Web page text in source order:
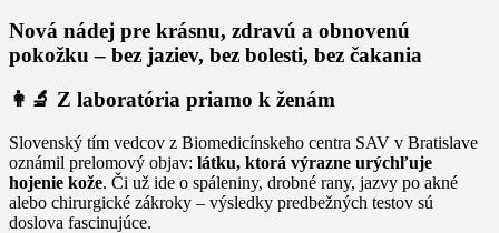
Nová nádej pre krásnu, zdravú a obnovenú
pokožku – bez jaziev, bez bolesti, bez čakania
👩‍🔬 Z laboratória priamo k ženám
Slovenský tím vedcov z Biomedicínskeho centra SAV v Bratislave
oznámil prelomový objav: látku, ktorá výrazne urýchľuje
hojenie kože. Či už ide o spáleniny, drobné rany, jazvy po akné
alebo chirurgické zákroky – výsledky predbežných testov sú
doslova fascinujúce.